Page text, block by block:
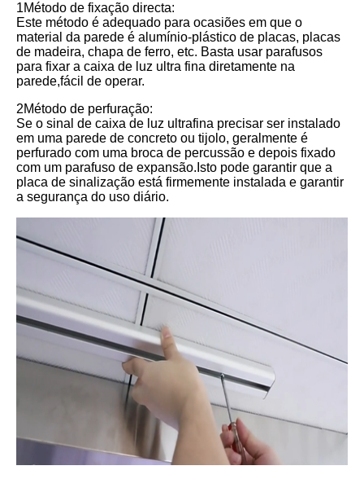
1Método de fixação directa:
Este método é adequado para ocasiões em que o
material da parede é alumínio-plástico de placas, placas
de madeira, chapa de ferro, etc. Basta usar parafusos
para fixar a caixa de luz ultra fina diretamente na
parede,fácil de operar.
2Método de perfuração:
Se o sinal de caixa de luz ultrafina precisar ser instalado
em uma parede de concreto ou tijolo, geralmente é
perfurado com uma broca de percussão e depois fixado
com um parafuso de expansão.Isto pode garantir que a
placa de sinalização está firmemente instalada e garantir
a segurança do uso diário.